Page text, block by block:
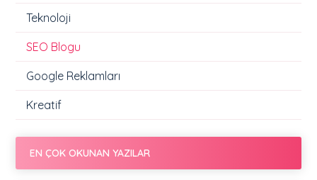
Teknoloji
SEO Blogu
Google Reklamları
Kreatif
EN ÇOK OKUNAN YAZILAR